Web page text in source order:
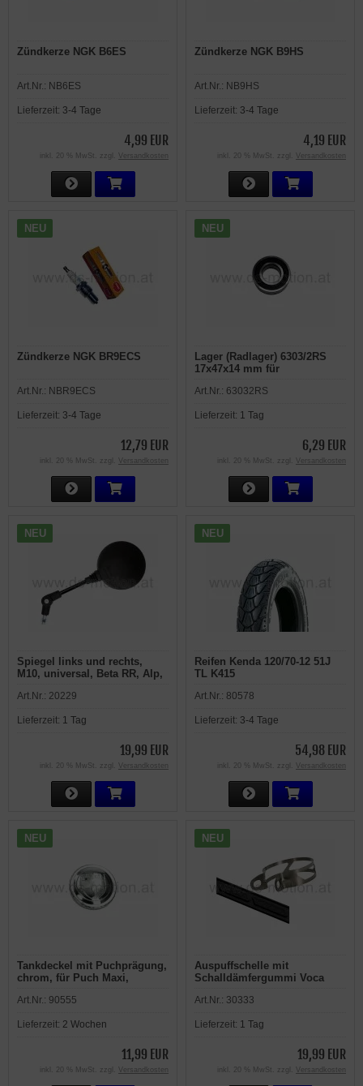
Zündkerze NGK B6ES
Art.Nr.: NB6ES
Lieferzeit: 3-4 Tage
4,99 EUR
inkl. 20 % MwSt. zzgl. Versandkosten
Zündkerze NGK B9HS
Art.Nr.: NB9HS
Lieferzeit: 3-4 Tage
4,19 EUR
inkl. 20 % MwSt. zzgl. Versandkosten
NEU
Zündkerze NGK BR9ECS
Art.Nr.: NBR9ECS
Lieferzeit: 3-4 Tage
12,79 EUR
inkl. 20 % MwSt. zzgl. Versandkosten
NEU
Lager (Radlager) 6303/2RS
17x47x14 mm für
Art.Nr.: 63032RS
Lieferzeit: 1 Tag
6,29 EUR
inkl. 20 % MwSt. zzgl. Versandkosten
NEU
Spiegel links und rechts,
M10, universal, Beta RR, Alp,
Art.Nr.: 20229
Lieferzeit: 1 Tag
19,99 EUR
inkl. 20 % MwSt. zzgl. Versandkosten
NEU
Reifen Kenda 120/70-12 51J
TL K415
Art.Nr.: 80578
Lieferzeit: 3-4 Tage
54,98 EUR
inkl. 20 % MwSt. zzgl. Versandkosten
NEU
Tankdeckel mit Puchprägung,
chrom, für Puch Maxi,
Art.Nr.: 90555
Lieferzeit: 2 Wochen
11,99 EUR
inkl. 20 % MwSt. zzgl. Versandkosten
NEU
Auspuffschelle mit
Schalldämfergummi Voca
Endschalldämpfer
Art.Nr.: 30333
Lieferzeit: 1 Tag
19,99 EUR
inkl. 20 % MwSt. zzgl. Versandkosten